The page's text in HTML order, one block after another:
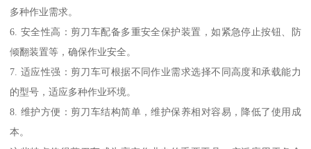
多种作业需求。
6. 安全性高：剪刀车配备多重安全保护装置，如紧急停止按钮、防
倾翻装置等，确保作业安全。
7. 适应性强：剪刀车可根据不同作业需求选择不同高度和承载能力
的型号，适应多种作业环境。
8. 维护方便：剪刀车结构简单，维护保养相对容易，降低了使用成
本。